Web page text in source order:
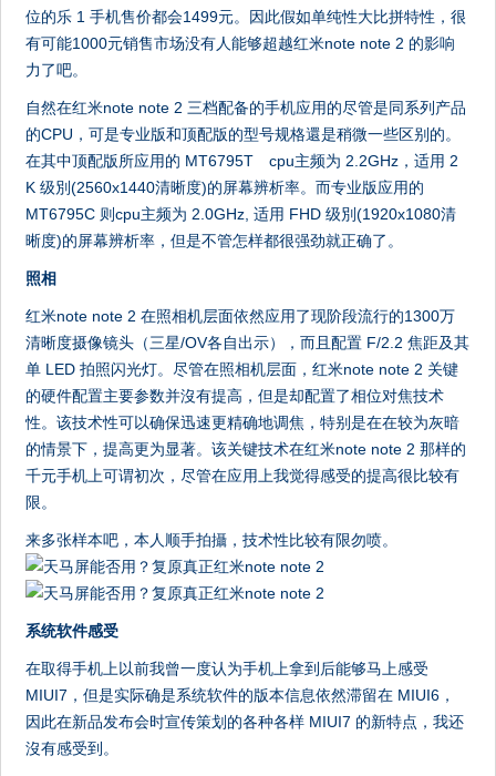
位的乐 1 手机售价都会1499元。因此假如单纯性大比拼特性，很
有可能1000元销售市场没有人能够超越红米note note 2 的影响
力了吧。
自然在红米note note 2 三档配备的手机应用的尽管是同系列产品
的CPU，可是专业版和顶配版的型号规格還是稍微一些区别的。
在其中顶配版所应用的 MT6795T cpu主频为 2.2GHz，适用 2
K 级別(2560x1440清晰度)的屏幕辨析率。而专业版应用的
MT6795C 则cpu主频为 2.0GHz, 适用 FHD 级別(1920x1080清
晰度)的屏幕辨析率，但是不管怎样都很强劲就正确了。
照相
红米note note 2 在照相机层面依然应用了现阶段流行的1300万
清晰度摄像镜头（三星/OV各自出示），而且配置 F/2.2 焦距及其
单 LED 拍照闪光灯。尽管在照相机层面，红米note note 2 关键
的硬件配置主要参数并沒有提高，但是却配置了相位对焦技术
性。该技术性可以确保迅速更精确地调焦，特别是在在较为灰暗
的情景下，提高更为显著。该关键技术在红米note note 2 那样的
千元手机上可谓初次，尽管在应用上我觉得感受的提高很比较有
限。
来多张样本吧，本人顺手拍攝，技术性比较有限勿喷。
系统软件感受
在取得手机上以前我曾一度认为手机上拿到后能够马上感受
MIUI7，但是实际确是系统软件的版本信息依然滞留在 MIUI6，
因此在新品发布会时宣传策划的各种各样 MIUI7 的新特点，我还
沒有感受到。